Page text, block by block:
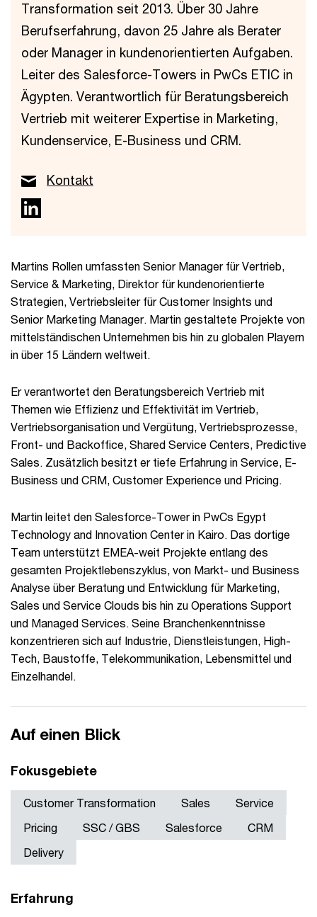
Transformation seit 2013. Über 30 Jahre
Berufserfahrung, davon 25 Jahre als Berater
oder Manager in kundenorientierten Aufgaben.
Leiter des Salesforce-Towers in PwCs ETIC in
Ägypten. Verantwortlich für Beratungsbereich
Vertrieb mit weiterer Expertise in Marketing,
Kundenservice, E-Business und CRM.
Kontakt
Martins Rollen umfassten Senior Manager für Vertrieb,
Service & Marketing, Direktor für kundenorientierte
Strategien, Vertriebsleiter für Customer Insights und
Senior Marketing Manager. Martin gestaltete Projekte von
mittelständischen Unternehmen bis hin zu globalen Playern
in über 15 Ländern weltweit.
Er verantwortet den Beratungsbereich Vertrieb mit
Themen wie Effizienz und Effektivität im Vertrieb,
Vertriebsorganisation und Vergütung, Vertriebsprozesse,
Front- und Backoffice, Shared Service Centers, Predictive
Sales. Zusätzlich besitzt er tiefe Erfahrung in Service, E-
Business und CRM, Customer Experience und Pricing.
Martin leitet den Salesforce-Tower in PwCs Egypt
Technology and Innovation Center in Kairo. Das dortige
Team unterstützt EMEA-weit Projekte entlang des
gesamten Projektlebenszyklus, von Markt- und Business
Analyse über Beratung und Entwicklung für Marketing,
Sales und Service Clouds bis hin zu Operations Support
und Managed Services. Seine Branchenkenntnisse
konzentrieren sich auf Industrie, Dienstleistungen, High-
Tech, Baustoffe, Telekommunikation, Lebensmittel und
Einzelhandel.
Auf einen Blick
Fokusgebiete
Customer Transformation Sales
Service
Pricing
SSC / GBS Salesforce
CRM
Delivery
Erfahrung